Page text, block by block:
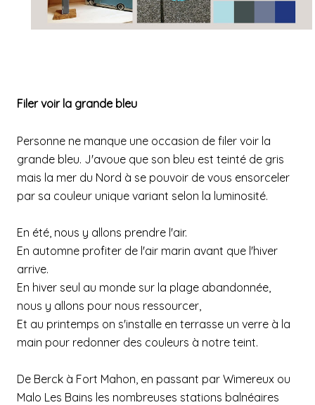
Filer voir la grande bleu
Personne ne manque une occasion de filer voir la
grande bleu. J'avoue que son bleu est teinté de gris
mais la mer du Nord à se pouvoir de vous ensorceler
par sa couleur unique variant selon la luminosité.
En été, nous y allons prendre l'air.
En automne profiter de l'air marin avant que l'hiver
arrive.
En hiver seul au monde sur la plage abandonnée,
nous y allons pour nous ressourcer,
Et au printemps on s'installe en terrasse un verre à la
main pour redonner des couleurs à notre teint.
De Berck à Fort Mahon, en passant par Wimereux ou
Malo Les Bains les nombreuses stations balnéaires